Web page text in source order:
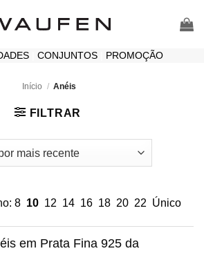
| CONJUNTOS| PROMOÇÃO
Início / Anéis
FILTRAR
8 10 12 14 16 18 20 22 Único
em Prata Fina 925 da